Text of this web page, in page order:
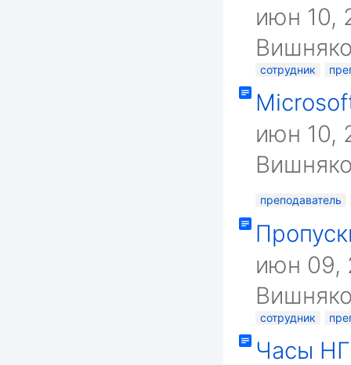
июн 10,
сотрудник
июн 10,
преподаватель
июн 09,
сотрудник
Часы